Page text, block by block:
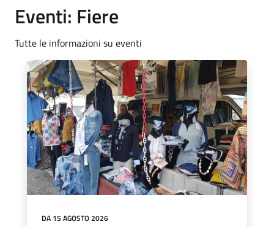
Eventi: Fiere
Tutte le informazioni su eventi
DA 15 AGOSTO 2026